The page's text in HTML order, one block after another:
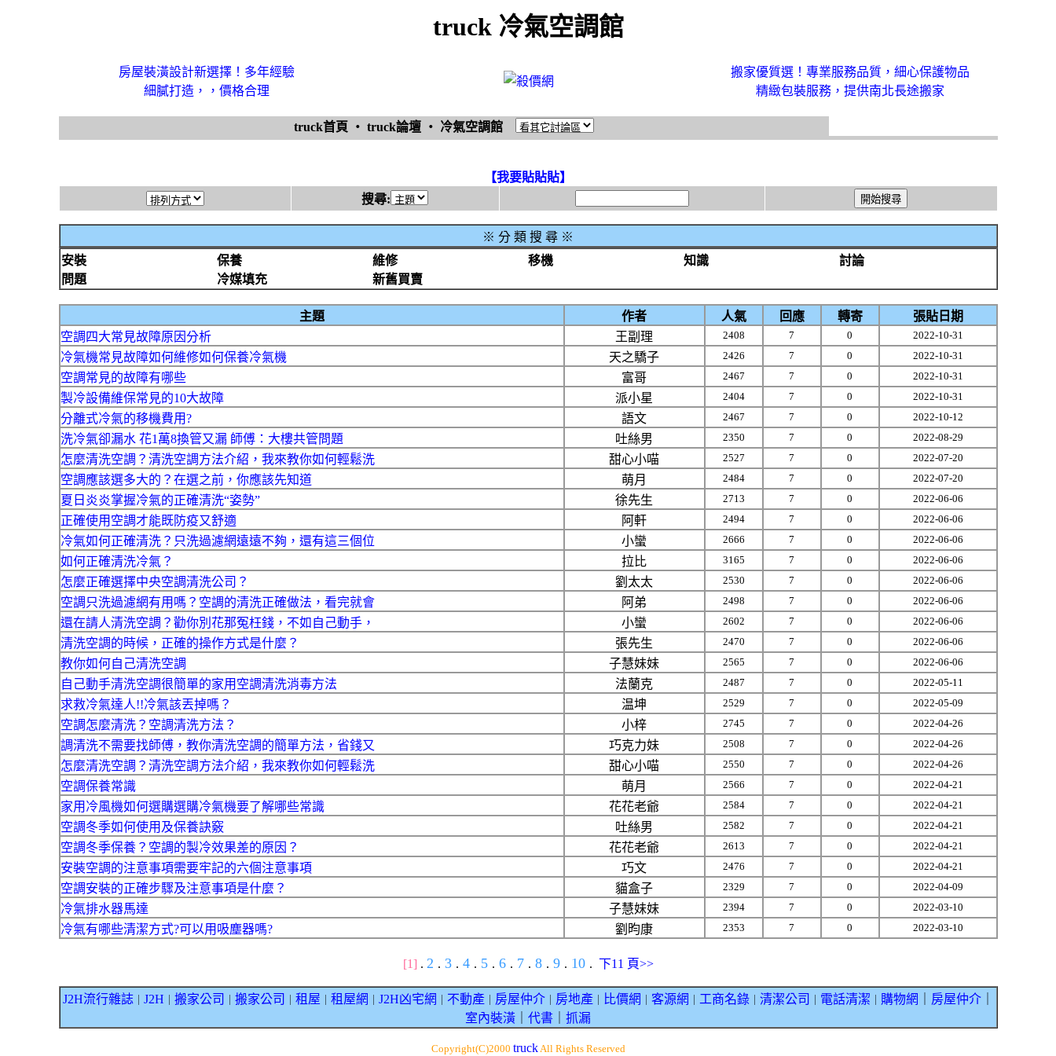
truck 冷氣空調館
房屋裝潢設計新選擇！多年經驗
細膩打造，，價格合理
搬家優質選！專業服務品質，細心保護物品
精緻包裝服務，提供南北長途搬家
truck首頁 ‧ truck論壇 ‧ 冷氣空調館
【我要貼貼貼】
搜尋:
※ 分 類 搜 尋 ※
安裝
保養 維修 移機 知識
討論
問題
冷媒填充 新舊買賣
主題 作者 人氣 回應 轉寄
張貼日期
空調四大常見故障原因分析
王副理 2408 7 0 2022-10-31
冷氣機常見故障如何維修如何保養冷氣機 天之驕子 2426 7 0 2022-10-31
空調常見的故障有哪些 富哥 2467 7 0 2022-10-31
製冷設備維保常見的10大故障 派小星 2404 7 0 2022-10-31
分離式冷氣的移機費用? 語文 2467 7 0 2022-10-12
洗冷氣卻漏水 花1萬8換管又漏 師傅：大樓共管問題 吐絲男 2350 7 0 2022-08-29
怎麼清洗空調？清洗空調方法介紹，我來教你如何輕鬆洗 甜心小喵 2527 7 0 2022-07-20
空調應該選多大的？在選之前，你應該先知道 萌月 2484 7 0 2022-07-20
夏日炎炎掌握冷氣的正確清洗“姿勢” 徐先生 2713 7 0 2022-06-06
正確使用空調才能既防疫又舒適 阿軒 2494 7 0 2022-06-06
冷氣如何正確清洗？只洗過濾網遠遠不夠，還有這三個位 小蠻 2666 7 0 2022-06-06
如何正確清洗冷氣？ 拉比 3165 7 0 2022-06-06
怎麼正確選擇中央空調清洗公司？ 劉太太 2530 7 0 2022-06-06
空調只洗過濾網有用嗎？空調的清洗正確做法，看完就會 阿弟 2498 7 0 2022-06-06
還在請人清洗空調？勸你別花那冤枉錢，不如自己動手， 小蠻 2602 7 0 2022-06-06
清洗空調的時候，正確的操作方式是什麼？ 張先生 2470 7 0 2022-06-06
教你如何自己清洗空調 子慧妹妹 2565 7 0 2022-06-06
自己動手清洗空調很簡單的家用空調清洗消毒方法 法蘭克 2487 7 0 2022-05-11
求救冷氣達人!!冷氣該丟掉嗎？ 温坤 2529 7 0 2022-05-09
空調怎麼清洗？空調清洗方法？ 小梓 2745 7 0 2022-04-26
調清洗不需要找師傅，教你清洗空調的簡單方法，省錢又 巧克力妹 2508 7 0 2022-04-26
怎麼清洗空調？清洗空調方法介紹，我來教你如何輕鬆洗 甜心小喵 2550 7 0 2022-04-26
空調保養常識 萌月 2566 7 0 2022-04-21
家用冷風機如何選購選購冷氣機要了解哪些常識 花花老爺 2584 7 0 2022-04-21
空調冬季如何使用及保養訣竅 吐絲男 2582 7 0 2022-04-21
空調冬季保養？空調的製冷效果差的原因？ 花花老爺 2613 7 0 2022-04-21
安裝空調的注意事項需要牢記的六個注意事項 巧文 2476 7 0 2022-04-21
空調安裝的正確步驟及注意事項是什麼？ 貓盒子 2329 7 0 2022-04-09
冷氣排水器馬達 子慧妹妹 2394 7 0 2022-03-10
冷氣有哪些清潔方式?可以用吸塵器嗎? 劉昀康 2353 7 0 2022-03-10
[1] . 2 . 3 . 4 . 5 . 6 . 7 . 8 . 9 . 10 . 下11 頁>>
J2H流行雜誌｜ J2H 搬家公司 搬家公司 租屋 租屋網 J2H凶宅網 不動產｜ 房屋仲介｜ 房地產｜ 比價網 客源網 工商名錄｜ 清潔公司 電話清潔 購物網 房屋仲介｜
室內裝潢
代書 抓漏
Copyright(C)2000 truckAll Rights Reserved